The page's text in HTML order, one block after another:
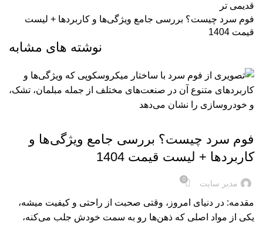
قدیمی تر
فوم سرد چیست؟ بررسی جامع ویژگی‌ها و کاربردها + لیست
قیمت 1404
نوشته های مشابه
فوم سرد چیست؟ بررسی جامع ویژگی‌ها و
کاربردها + لیست قیمت 1404
مدیر سایت 0
مقدمه: در دنیای امروز، وقتی صحبت از راحتی و کیفیت میشه،
یکی از مواد اصلی که ذهن‌ها رو به سمت خودش جلب می‌کنه،